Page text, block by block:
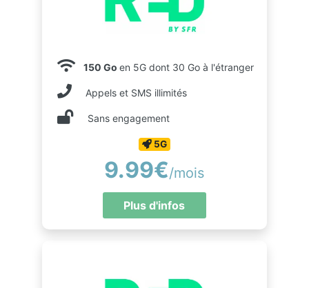
150 Go en 5G dont 30 Go à l'étranger
Appels et SMS illimités
Sans engagement
5G
9.99€/mois
Plus d'infos